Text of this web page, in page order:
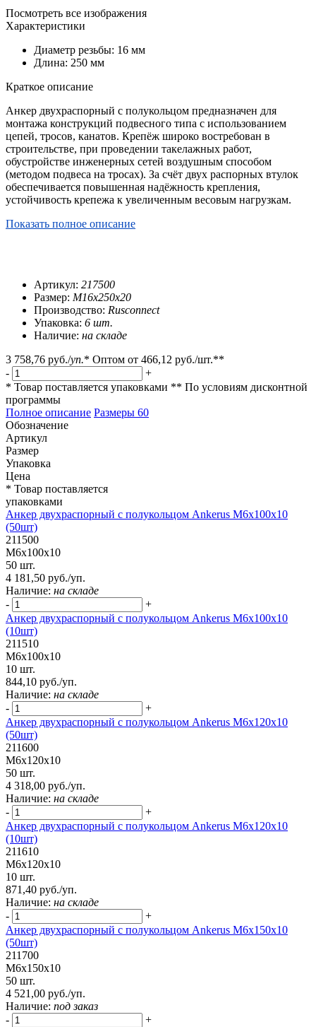
Посмотреть все изображения
Характеристики
Диаметр резьбы: 16 мм
Длина: 250 мм
Краткое описание
Анкер двухраспорный с полукольцом предназначен для
монтажа конструкций подвесного типа с использованием
цепей, тросов, канатов. Крепёж широко востребован в
строительстве, при проведении такелажных работ,
обустройстве инженерных сетей воздушным способом
(методом подвеса на тросах). За счёт двух распорных втулок
обеспечивается повышенная надёжность крепления,
устойчивость крепежа к увеличенным весовым нагрузкам.
Показать полное описание
Артикул: 217500
Размер: М16х250х20
Производство: Rusconnect
Упаковка: 6 шт.
Наличие: на складе
3 758,76 руб./уп.* Оптом от 466,12 руб./шт.**
-
+
* Товар поставляется упаковками ** По условиям дисконтной
программы
Полное описание Размеры 60
Обозначение
Артикул
Размер
Упаковка
Цена
* Товар поставляется
упаковками
Анкер двухраспорный с полукольцом Ankerus М6х100х10
(50шт)
211500
М6х100х10
50 шт.
4 181,50 руб./уп.
Наличие: на складе
-
+
Анкер двухраспорный с полукольцом Ankerus М6х100х10
(10шт)
211510
М6х100х10
10 шт.
844,10 руб./уп.
Наличие: на складе
-
+
Анкер двухраспорный с полукольцом Ankerus М6х120х10
(50шт)
211600
М6х120х10
50 шт.
4 318,00 руб./уп.
Наличие: на складе
-
+
Анкер двухраспорный с полукольцом Ankerus М6х120х10
(10шт)
211610
М6х120х10
10 шт.
871,40 руб./уп.
Наличие: на складе
-
+
Анкер двухраспорный с полукольцом Ankerus М6х150х10
(50шт)
211700
М6х150х10
50 шт.
4 521,00 руб./уп.
Наличие: под заказ
-
+